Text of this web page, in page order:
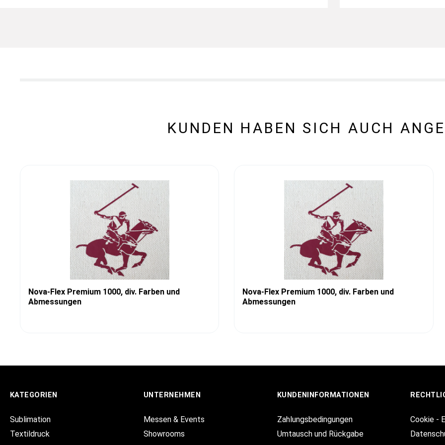
KUNDEN HABEN SICH AUCH
Nova-Flex Premium 1000, div. Farben und
Abmessungen
Nova-Flex Premium 1000, div. Farben und
Abmessungen
KATEGORIEN
Sublimation
Textildruck
UNTERNEHMEN
Messen & Events
Showrooms
KUNDENINFORMATIONEN
Zahlungsbedingungen
Umtausch und Rückgabe
Cookie -